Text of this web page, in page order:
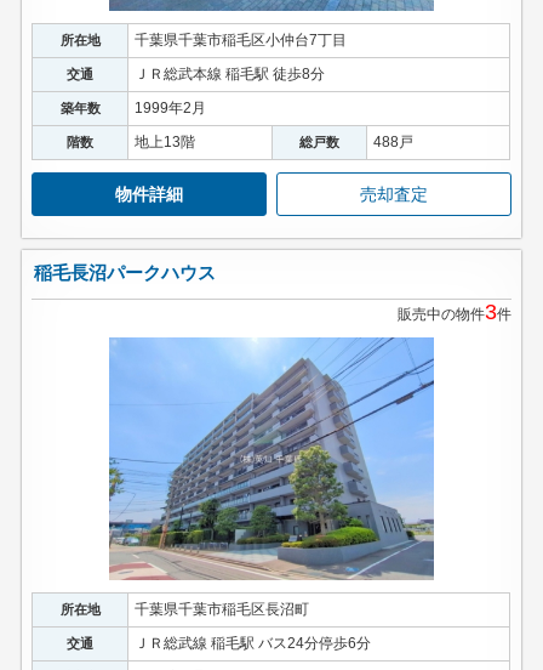
所在地 千葉県千葉市稲毛区小仲台7丁目
交通 ＪＲ総武本線 稲毛駅 徒歩8分
築年数 1999年2月
階数 地上13階 総戸数 488戸
物件詳細 売却査定
稲毛長沼パークハウス
販売中の物件3件
所在地 千葉県千葉市稲毛区長沼町
交通 ＪＲ総武線 稲毛駅 バス24分停歩6分